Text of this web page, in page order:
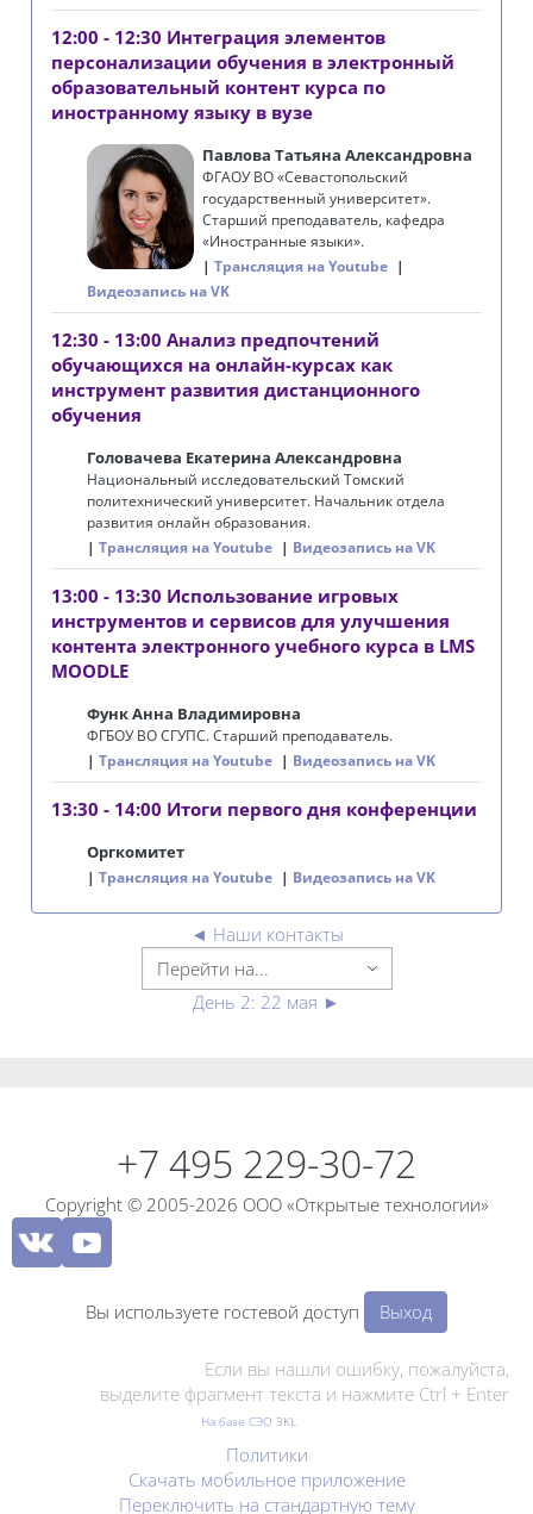
12:00 - 12:30 Интеграция элементов
персонализации обучения в электронный
образовательный контент курса по
иностранному языку в вузе
Павлова Татьяна Александровна
ФГАОУ ВО «Севастопольский
государственный университет».
Старший преподаватель, кафедра
«Иностранные языки».
Трансляция на Youtube
Видеозапись на VK
12:30 - 13:00 Анализ предпочтений
обучающихся на онлайн-курсах как
инструмент развития дистанционного
обучения
Головачева Екатерина Александровна
Национальный исследовательский Томский
политехнический университет. Начальник отдела
развития онлайн образования.
Трансляция на Youtube
Видеозапись на VK
13:00 - 13:30 Использование игровых
инструментов и сервисов для улучшения
контента электронного учебного курса в LMS
MOODLE
Функ Анна Владимировна
ФГБОУ ВО СГУПС. Старший преподаватель.
Трансляция на Youtube
Видеозапись на VK
13:30 - 14:00 Итоги первого дня конференции
Оргкомитет
Трансляция на Youtube Видеозапись на VK
◄ Наши контакты
День 2: 22 мая ►
+7 495 229-30-72
Copyright © 2005-2026 ООО «Открытые технологии»
Вы используете гостевой доступ Выход
Если вы нашли ошибку, пожалуйста,
выделите фрагмент текста и нажмите Ctrl + Enter
На базе СЭО 3KL
Политики
Скачать мобильное приложение
Переключить на стандартную тему